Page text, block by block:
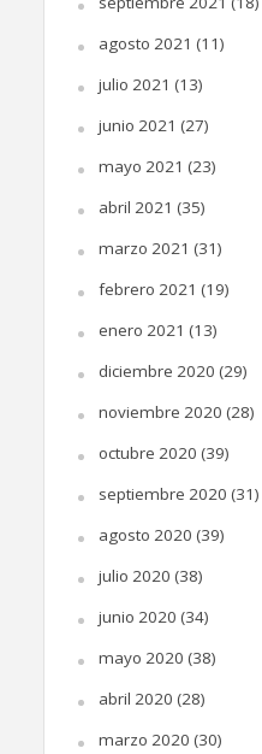
agosto 2021 (11)
julio 2021 (13)
junio 2021 (27)
mayo 2021 (23)
abril 2021 (35)
marzo 2021 (31)
febrero 2021 (19)
enero 2021 (13)
diciembre 2020 (29)
noviembre 2020 (28)
octubre 2020 (39)
septiembre 2020 (31)
agosto 2020 (39)
julio 2020 (38)
junio 2020 (34)
mayo 2020 (38)
abril 2020 (28)
marzo 2020 (30)